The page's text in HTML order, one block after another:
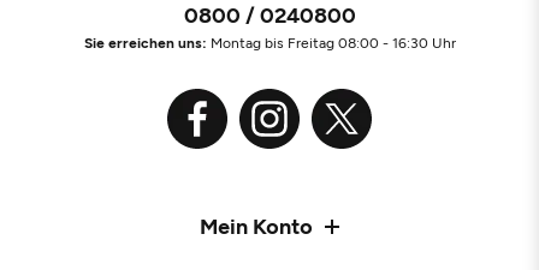
0800 / 0240800
Sie erreichen uns: Montag bis Freitag 08:00 - 16:30 Uhr
Mein Konto